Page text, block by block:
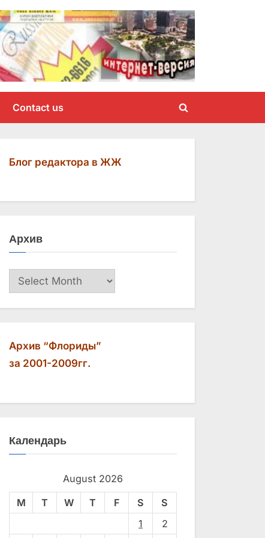
Contact us
Toggle
Блог редактора в ЖЖ
Архив
Архив
Архив “Флориды”
за 2001-2009гг.
Календарь
August 2026
M T W T F S
S
1
2